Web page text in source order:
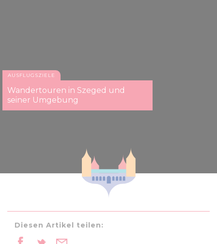
AUSFLUGSZIELE
Wandertouren in Szeged und
seiner Umgebung
Diesen Artikel teilen: